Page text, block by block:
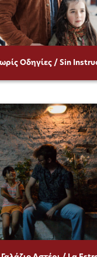
Οδηγίες / Sin